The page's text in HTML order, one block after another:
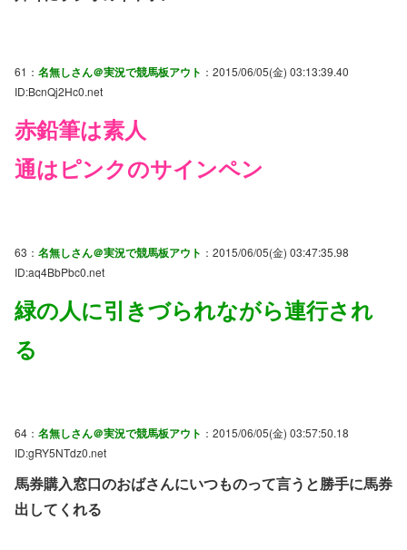
61： 名無しさん＠実況で競馬板アウト ：2015/06/05(金) 03:13:39.40
ID:BcnQj2Hc0.net
赤鉛筆は素人
通はピンクのサインペン
63： 名無しさん＠実況で競馬板アウト ：2015/06/05(金) 03:47:35.98
ID:aq4BbPbc0.net
緑の人に引きづられながら連行され
る
64： 名無しさん＠実況で競馬板アウト ：2015/06/05(金) 03:57:50.18
ID:gRY5NTdz0.net
馬券購入窓口のおばさんにいつものって言うと勝手に馬券
出してくれる